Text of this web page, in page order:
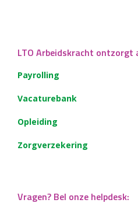
LTO Arbeidskracht ontzorgt
Payrolling
Vacaturebank
Opleiding
Zorgverzekering
Vragen? Bel onze helpdesk: